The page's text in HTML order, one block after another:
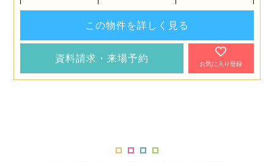
この物件を詳しく見る
資料請求・来場予約
お気に入り登録